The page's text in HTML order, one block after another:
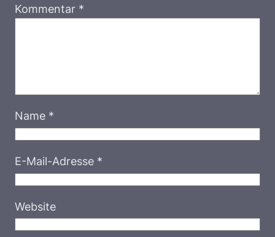
Kommentar *
Name *
E-Mail-Adresse *
Website